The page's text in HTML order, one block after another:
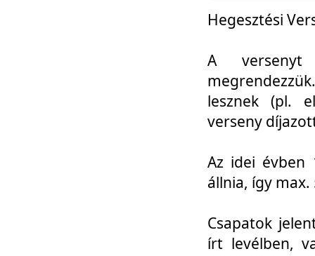
Hegesztési
A versenyt
lesznek (pl.
verseny
Az idei évben
állnia, így
Csapatok
írt levélben,